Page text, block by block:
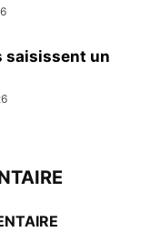
saisissent un